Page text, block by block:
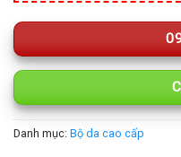
Danh mục: Bộ da cao cấp